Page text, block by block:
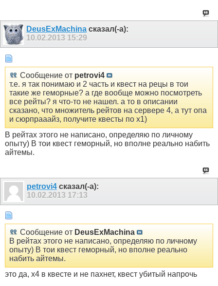
DeusExMachina сказал(-а):
10.02.2013 15:29
Сообщение от petrovi4
т.е. я так понимаю и 2 часть и квест на рецы в тои
такие же геморные? а где вообще можно посмотреть
все рейты? я что-то не нашел. а то в описании
сказано, что множитель рейтов на сервере 4, а тут опа
и сюрпрааайз, получите квесты по х1)
В рейтах этого не написано, определяю по личному
опыту) В тои квест геморный, но вполне реально набить
айтемы.
petrovi4 сказал(-а):
10.02.2013 17:13
Сообщение от DeusExMachina
В рейтах этого не написано, определяю по личному
опыту) В тои квест геморный, но вполне реально
набить айтемы.
это да, х4 в квесте и не пахнет, квест убитый напрочь